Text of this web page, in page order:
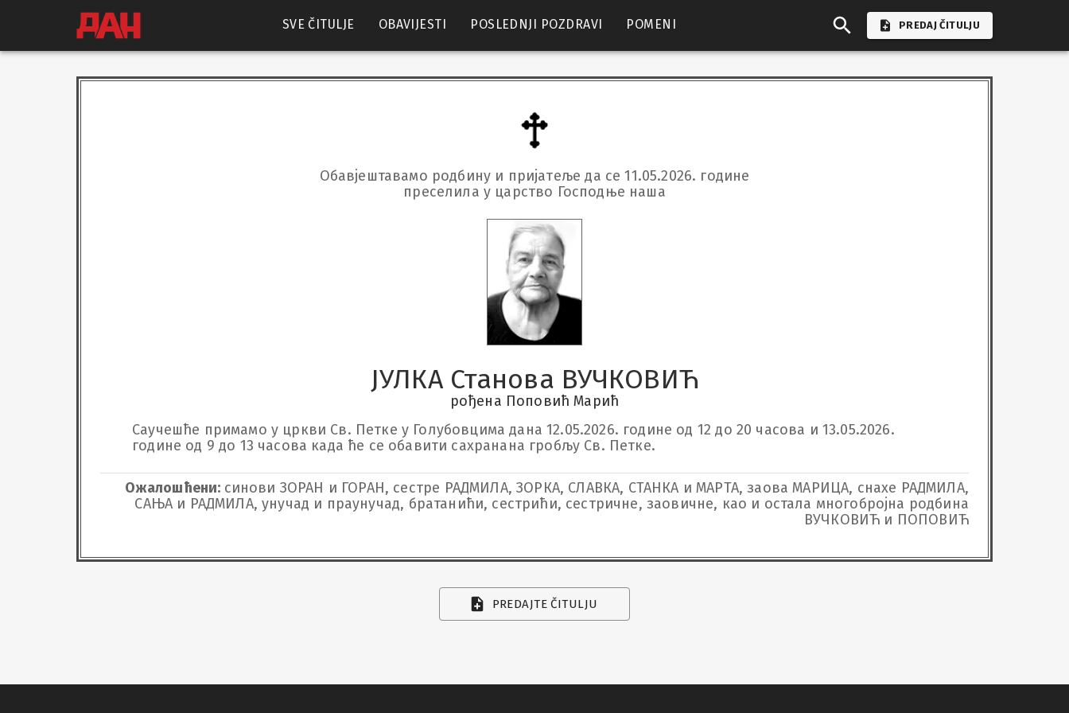
SVE ČITULJE OBAVIJESTI POSLEDNJI POZDRAVI POMENI PREDAJ ČITULJU
Обавјештавамо родбину и пријатеље да се 11.05.2026. године
преселила у царство Господње наша
ЈУЛКА Станова ВУЧКОВИЋ
рођена Поповић Марић
Саучешће примамо у цркви Св. Петке у Голубовцима дана 12.05.2026. године од 12 до 20 часова и 13.05.2026.
године од 9 до 13 часова када ће се обавити сахранана гробљу Св. Петке.
Ожалошћени: синови ЗОРАН и ГОРАН, сестре РАДМИЛА, ЗОРКА, СЛАВКА, СТАНКА и МАРТА, заова МАРИЦА, снахе РАДМИЛА,
САЊА и РАДМИЛА, унучад и праунучад, братанићи, сестрићи, сестричне, заовичне, као и остала многобројна родбина
ВУЧКОВИЋ и ПОПОВИЋ
PREDAJTE ČITULJU